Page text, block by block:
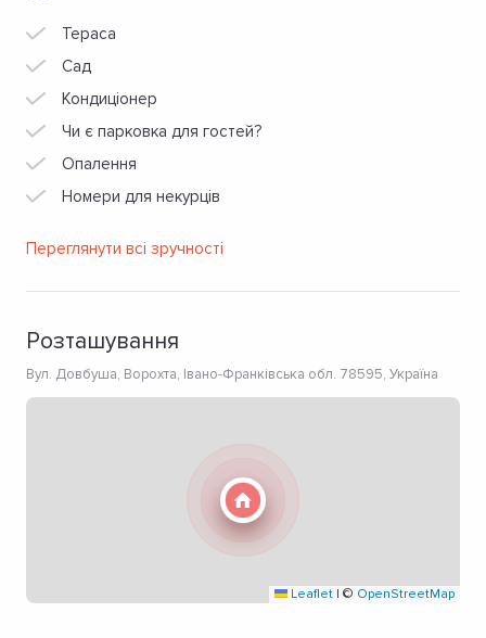
Тераса
Сад
Кондиціонер
Чи є парковка для гостей?
Опалення
Номери для некурців
Переглянути всі зручності
Розташування
Вул. Довбуша, Ворохта, Івано-Франківська обл. 78595, Україна
Leaflet | © OpenStreetMap